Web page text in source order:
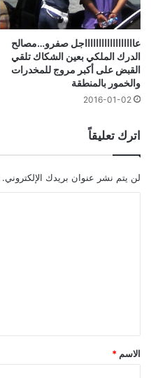
عااااااااااااااااااجل صفرو…مصالح
الدرك الملكي بعين الشكاك تلقي
القبض على أكبر مروج للمخدرات
والخمور بالمنطقة
2016-01-02
اترك تعليقاً
لن يتم نشر عنوان بريدك الإلكتروني.
*
الاسم *